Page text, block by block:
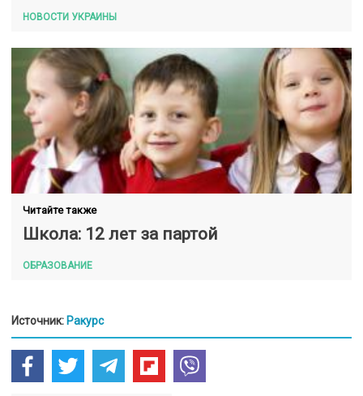
НОВОСТИ УКРАИНЫ
Читайте также
Школа: 12 лет за партой
ОБРАЗОВАНИЕ
Источник: Ракурс